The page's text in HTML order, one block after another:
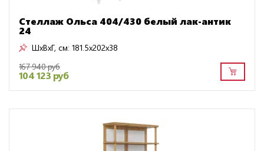
Стеллаж Ольса 404/430 белый лак-антик
24
ШxВxГ, см: 181.5x202x38
167 940 руб
104 123 руб